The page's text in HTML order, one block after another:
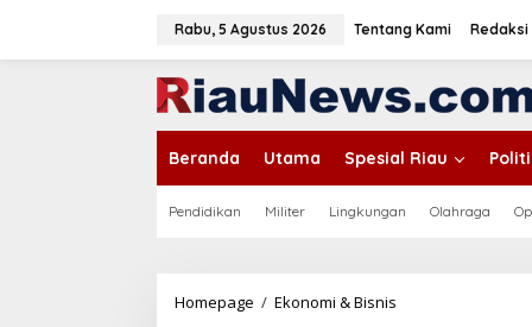
Rabu, 5 Agustus 2026 Tentang Kami Redaksi
Beranda Utama Spesial Riau
Pendidikan Militer Lingkungan Olahraga
Homepage / Ekonomi & Bisnis